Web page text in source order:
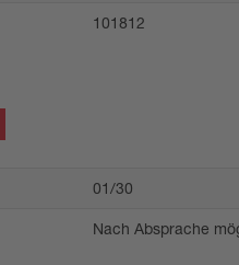
101812
01/30
Nach Absprache